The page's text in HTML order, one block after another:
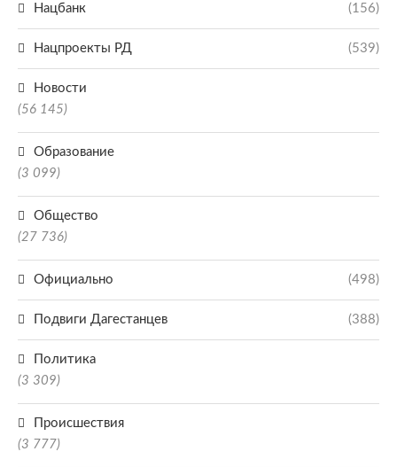
Нацбанк (156)
Нацпроекты РД (539)
Новости
(56 145)
Образование
(3 099)
Общество
(27 736)
Официально (498)
Подвиги Дагестанцев (388)
Политика
(3 309)
Происшествия
(3 777)